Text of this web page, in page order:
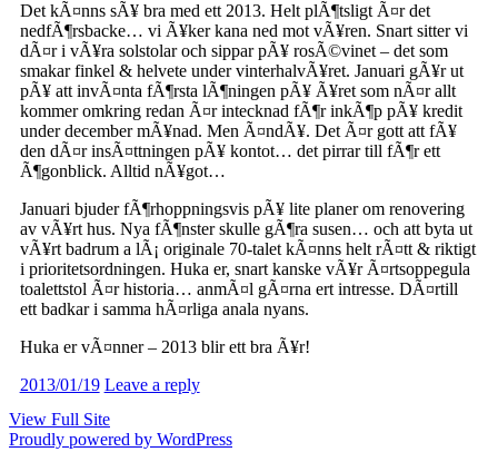
Det kÃ¤nns sÃ¥ bra med ett 2013. Helt plÃ¶tsligt Ã¤r det
nedfÃ¶rsbacke… vi Ã¥ker kana ned mot vÃ¥ren. Snart sitter vi
dÃ¤r i vÃ¥ra solstolar och sippar pÃ¥ rosÃ©vinet – det som
smakar finkel & helvete under vinterhalvÃ¥ret. Januari gÃ¥r ut
pÃ¥ att invÃ¤nta fÃ¶rsta lÃ¶ningen pÃ¥ Ã¥ret som nÃ¤r allt
kommer omkring redan Ã¤r intecknad fÃ¶r inkÃ¶p pÃ¥ kredit
under december mÃ¥nad. Men Ã¤ndÃ¥. Det Ã¤r gott att fÃ¥
den dÃ¤r insÃ¤ttningen pÃ¥ kontot… det pirrar till fÃ¶r ett
Ã¶gonblick. Alltid nÃ¥got…
Januari bjuder fÃ¶rhoppningsvis pÃ¥ lite planer om renovering
av vÃ¥rt hus. Nya fÃ¶nster skulle gÃ¶ra susen… och att byta ut
vÃ¥rt badrum a lÃ¡ originale 70-talet kÃ¤nns helt rÃ¤tt & riktigt
i prioritetsordningen. Huka er, snart kanske vÃ¥r Ã¤rtsoppegula
toalettstol Ã¤r historia… anmÃ¤l gÃ¤rna ert intresse. DÃ¤rtill
ett badkar i samma hÃ¤rliga anala nyans.
Huka er vÃ¤nner – 2013 blir ett bra Ã¥r!
2013/01/19 Leave a reply
View Full Site
Proudly powered by WordPress